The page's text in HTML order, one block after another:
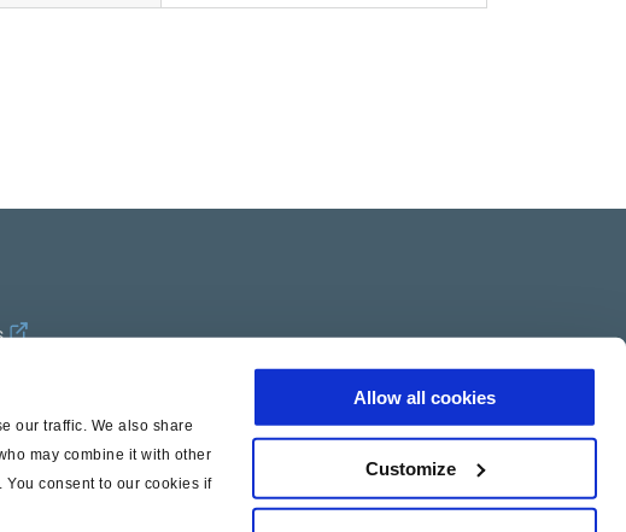
our traffic. We also share
may combine it with other
You consent to our cookies if
Allow all cookies
Customize